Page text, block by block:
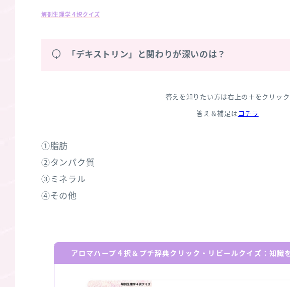
解剖生理学４択クイズ
Q 「デキストリン」と関わりが深いのは？
答えを知りたい方は右上の＋をクリック
答え＆補足は コチラ
①脂肪
②タンパク質
③ミネラル
④その他
アロマハーブ４択＆プチ辞典クリック・リビールクイズ：知識